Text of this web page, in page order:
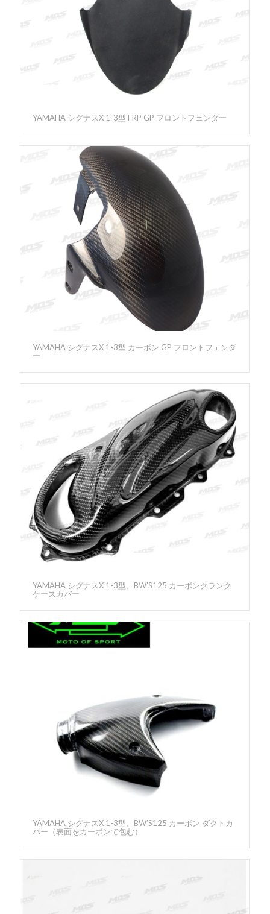
YAMAHA シグナスX 1-3型 FRP GP フロントフェンダー
YAMAHA シグナスX 1-3型 カーボン GP フロントフェンダ
ー
YAMAHA シグナスX 1-3型、BW’S125 カーボンクランク
ケースカバー
YAMAHA シグナスX 1-3型、BW’S125 カーボン ダクトカ
バー（表面をカーボンで包む）